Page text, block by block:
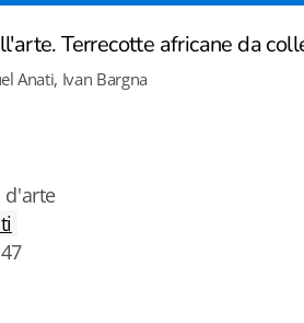
Terrecotte africane da
Anati, Ivan Bargna
d'arte